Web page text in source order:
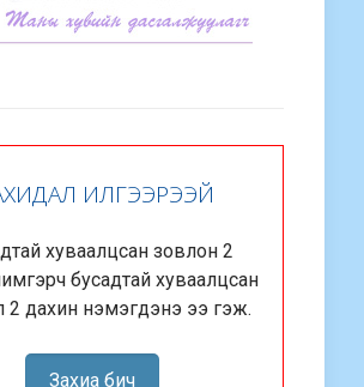
ИЛГЭЭРЭЭЙ
хуваалцсан зовлон 2
бусадтай хуваалцсан
2 дахин нэмэгдэнэ ээ гэж.
Захиа бич